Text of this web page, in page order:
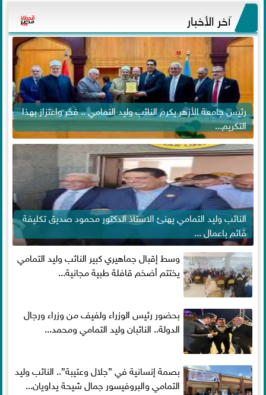
آخر الأخبار
رئيس جامعة الأزهر يكرم النائب وليد التمامي .. فخر واعتزاز بهذا
التكريم...
النائب وليد التمامي يهنئ الاستاذ الدكتور محمود صديق تكليفة
قائم باعمال ...
وسط إقبال جماهيري كبير النائب وليد التمامي
يختتم أضخم قافلة طبية مجانية...
بحضور رئيس الوزراء ولفيف من وزراء ورجال
الدولة.. النائبان وليد التمامي ومحمد...
بصمة إنسانية في ”جلال وعتيبة”.. النائب وليد
التمامي والبروفيسور جمال شيحة يداويان...